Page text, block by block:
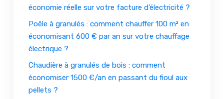
économie réelle sur votre facture d’électricité ?
Poêle à granulés : comment chauffer 100 m² en
économisant 600 € par an sur votre chauffage
électrique ?
Chaudière à granulés de bois : comment
économiser 1500 €/an en passant du fioul aux
pellets ?